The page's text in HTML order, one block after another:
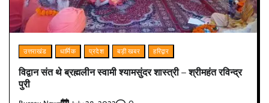
उत्तराखंड धार्मिक प्रदेश बड़ी खबर हरिद्वार
विद्वान संत थे ब्रह्मलीन स्वामी श्यामसुंदर शास्त्री – श्रीमहंत रविन्द्र
पुरी